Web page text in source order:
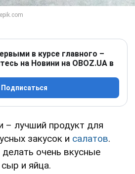
в курсе главного –
на Новини на OBOZ.UA в
Подписаться
– лучший продукт для
закусок и салатов.
очень вкусные
и яйца.